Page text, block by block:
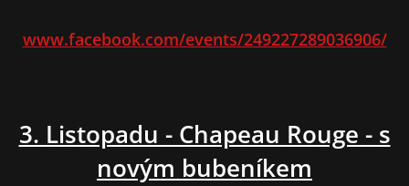
www.facebook.com/events/249227289036906/
3. Listopadu - Chapeau Rouge - s
novým bubeníkem